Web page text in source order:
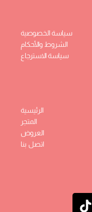
سياسة الخصوصية
الشروط والأحكام
سياسة الاسترجاع
الرئيسية
المتجر
العروض
اتصل بنا